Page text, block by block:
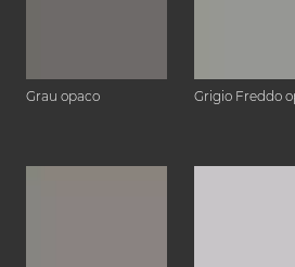
Grau opaco Grigio Freddo